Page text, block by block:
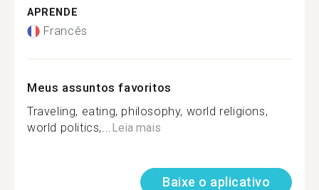
APRENDE
Francês
Meus assuntos favoritos
Traveling, eating, philosophy, world religions,
world politics,...Leia mais
Baixe o aplicativo